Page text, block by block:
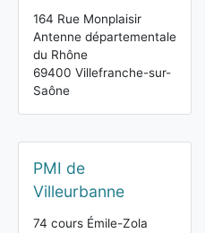
164 Rue Monplaisir
Antenne départementale
du Rhône
69400 Villefranche-sur-
Saône
PMI de
Villeurbanne
74 cours Émile-Zola